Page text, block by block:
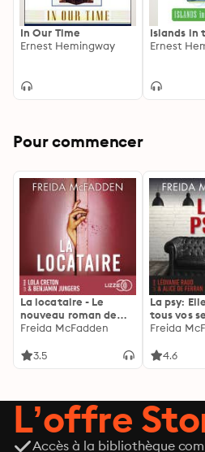
In Our Time
Ernest Hemingway
Islands in
Ernest
Pour commencer
La locataire - Le
nouveau roman de
l'autrice de La femme
Freida McFadden
3.5
La psy:
tous vos
découvrez
Freida
4.6
L’offre
Accès à la bibliothèque